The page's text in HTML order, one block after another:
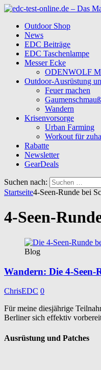
Outdoor Shop
News
EDC Beiträge
EDC Taschenlampe
Messer Ecke
ODENWOLF
Outdoor-Ausrüstung
Feuer machen
Gaumenschmauß
Wandern
Krisenvorsorge
Urban Farming
Workout für
Rabatte
Newsletter
GearDeals
Suchen nach:
Startseite4-Seen-Runde bei
4-Seen-
Blog
Wandern: Die 4-
ChrisEDC 0
Für meine diesjährige
Berliner sich effektiv
Ausrüstung und Patches